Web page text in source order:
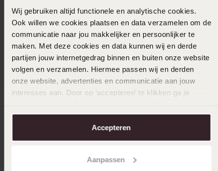
Wij gebruiken altijd functionele en analytische cookies.
Ook willen we cookies plaatsen en data verzamelen om de
communicatie naar jou makkelijker en persoonlijker te
maken. Met deze cookies en data kunnen wij en derde
partijen jouw internetgedrag binnen en buiten onze website
volgen en verzamelen. Hiermee passen wij en derden
onze website, advertenties en communicatie aan jouw
interesses aan. Door op ‘accepteren’ te klikken ga je
aanpassen. Lees er meer over in onscookiebeleid.
Accepteren
Aanpassen
Direct naar
Over Lucardi
Klantenservice
Word member en ontvang altijd minimaal 10% korting